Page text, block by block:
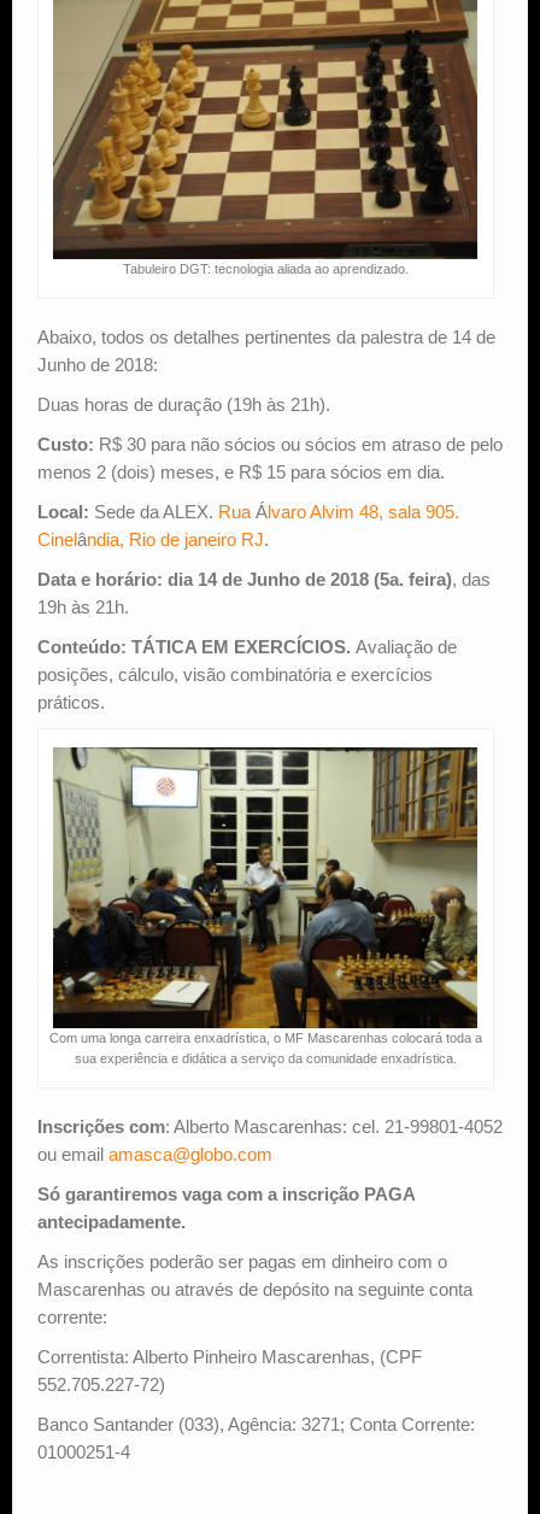
Tabuleiro DGT: tecnologia aliada ao aprendizado.
Abaixo, todos os detalhes pertinentes da palestra de 14 de
Junho de 2018:
Duas horas de duração (19h às 21h).
Custo: R$ 30 para não sócios ou sócios em atraso de pelo
menos 2 (dois) meses, e R$ 15 para sócios em dia.
Local: Sede da ALEX. Rua Álvaro Alvim 48, sala 905.
Cinelândia, Rio de janeiro RJ.
Data e horário: dia 14 de Junho de 2018 (5a. feira), das
19h às 21h.
Conteúdo: TÁTICA EM EXERCÍCIOS. Avaliação de
posições, cálculo, visão combinatória e exercícios
práticos.
Com uma longa carreira enxadrística, o MF Mascarenhas colocará toda a
sua experiência e didática a serviço da comunidade enxadrística.
Inscrições com: Alberto Mascarenhas: cel. 21-99801-4052
ou email amasca@globo.com
Só garantiremos vaga com a inscrição PAGA
antecipadamente.
As inscrições poderão ser pagas em dinheiro com o
Mascarenhas ou através de depósito na seguinte conta
corrente:
Correntista: Alberto Pinheiro Mascarenhas, (CPF
552.705.227-72)
Banco Santander (033), Agência: 3271; Conta Corrente:
01000251-4